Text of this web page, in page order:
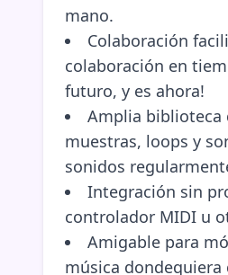
mano.
Colaboración
colaboración en
futuro, y es ahora!
Amplia biblioteca
muestras, loops y
sonidos
Integración sin
controlador MIDI u
Amigable para
música